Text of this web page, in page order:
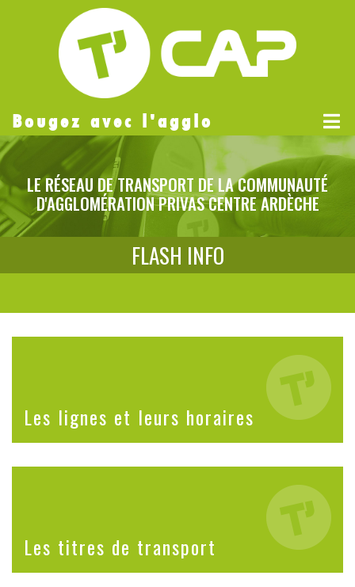
Bougez avec l'agglo
LE RÉSEAU DE TRANSPORT DE LA COMMUNAUTÉ
D'AGGLOMÉRATION PRIVAS CENTRE ARDÈCHE
FLASH INFO
Les lignes et leurs horaires
Les titres de transport